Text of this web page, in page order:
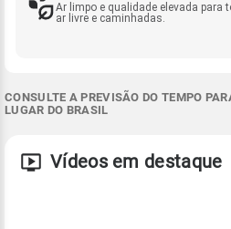
Ar limpo e qualidade elevada para
ar livre e caminhadas.
CONSULTE A PREVISÃO DO TEMPO
LUGAR DO BRASIL
Vídeos em destaque